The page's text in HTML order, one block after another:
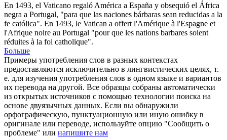
En 1493, el Vaticano regaló América a España y obsequió el África
negra a Portugal, "para que las naciones bárbaras sean reducidas a la
fe católica". En 1493, le Vatican a offert l'Amérique à l'Espagne et
l'Afrique noire au Portugal "pour que les nations barbares soient
réduites à la foi catholique".
Больше
Примеры употребления слов в разных контекстах
предоставляются исключительно в лингвистических целях, т.
е. для изучения употребления слов в одном языке и вариантов
их перевода на другой. Все образцы собраны автоматически
из открытых источников с помощью технологии поиска на
основе двуязычных данных. Если вы обнаружили
орфографическую, пунктуационную или иную ошибку в
оригинале или переводе, используйте опцию "Сообщить о
проблеме" или напишите нам